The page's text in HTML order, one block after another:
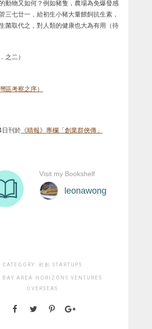
動物又如何？例如豬隻，農場為免爆發感
三七廿一，給初生小豬大量餵飼抗生素，
菌取代之，對人類的健康也大為有用（待
之二）
區考察之序）
刊於 《晴報》專欄「創業群俠傳」
CATEGORY: 初創 STARTUPS
BAY AREA
HORIZONS VENTURES
OVERSEAS